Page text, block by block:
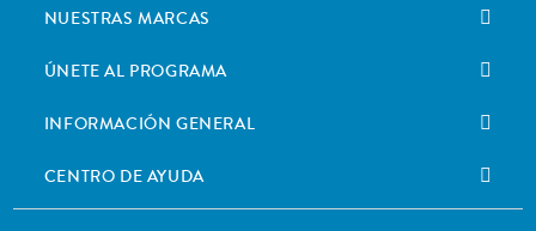
NUESTRAS MARCAS
ÚNETE AL PROGRAMA
INFORMACIÓN GENERAL
CENTRO DE AYUDA